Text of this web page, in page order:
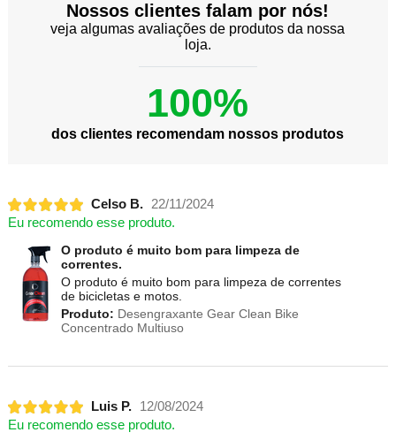
Nossos clientes falam por nós!
veja algumas avaliações de produtos da nossa
loja.
100%
dos clientes recomendam nossos produtos
Celso B. 22/11/2024
Eu recomendo esse produto.
O produto é muito bom para limpeza de
correntes.
O produto é muito bom para limpeza de correntes
de bicicletas e motos.
Produto: Desengraxante Gear Clean Bike
Concentrado Multiuso
Luis P.
12/08/2024
Eu recomendo esse produto.